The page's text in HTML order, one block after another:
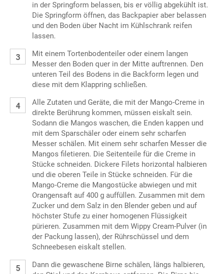
in der Springform belassen, bis er völlig abgekühlt ist.
Die Springform öffnen, das Backpapier aber belassen
und den Boden über Nacht im Kühlschrank reifen
lassen.
Mit einem Tortenbodenteiler oder einem langen
Messer den Boden quer in der Mitte auftrennen. Den
unteren Teil des Bodens in die Backform legen und
diese mit dem Klappring schließen.
Alle Zutaten und Geräte, die mit der Mango-Creme in
direkte Berührung kommen, müssen eiskalt sein.
Sodann die Mangos waschen, die Enden kappen und
mit dem Sparschäler oder einem sehr scharfen
Messer schälen. Mit einem sehr scharfen Messer die
Mangos filetieren. Die Seitenteile für die Creme in
Stücke schneiden. Dickere Filets horizontal halbieren
und die oberen Teile in Stücke schneiden. Für die
Mango-Creme die Mangostücke abwiegen und mit
Orangensaft auf 400 g auffüllen. Zusammen mit dem
Zucker und dem Salz in den Blender geben und auf
höchster Stufe zu einer homogenen Flüssigkeit
pürieren. Zusammen mit dem Wippy Cream-Pulver (in
der Packung lassen), der Rührschüssel und dem
Schneebesen eiskalt stellen.
Dann die gewaschene Birne schälen, längs halbieren,